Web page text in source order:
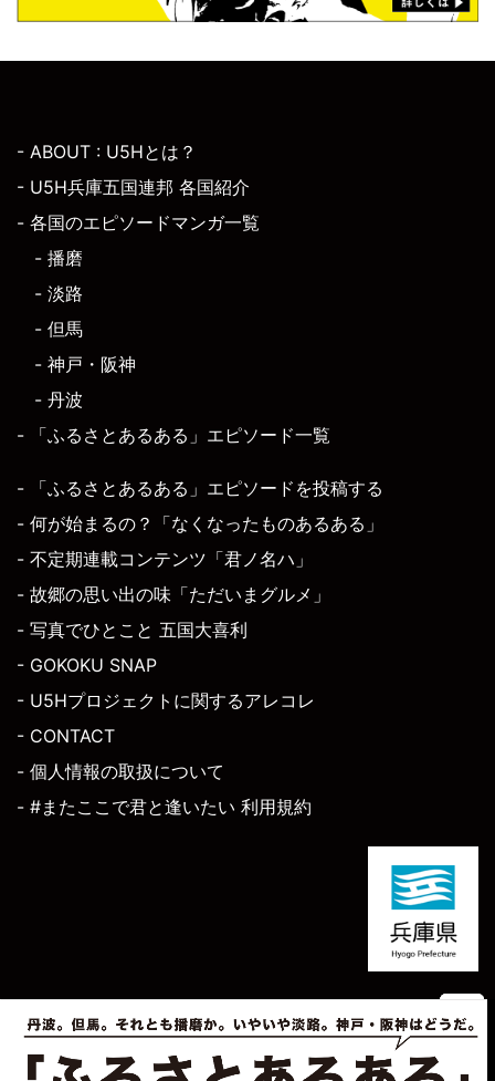
- ABOUT : U5Hとは？
- U5H兵庫五国連邦 各国紹介
- 各国のエピソードマンガ一覧
- 播磨
- 淡路
- 但馬
- 神戸・阪神
- 丹波
- 「ふるさとあるある」エピソード一覧
- 「ふるさとあるある」エピソードを投稿する
- 何が始まるの？「なくなったものあるある」
- 不定期連載コンテンツ「君ノ名ハ」
- 故郷の思い出の味「ただいまグルメ」
- 写真でひとこと 五国大喜利
- GOKOKU SNAP
- U5Hプロジェクトに関するアレコレ
- CONTACT
- 個人情報の取扱について
- #またここで君と逢いたい 利用規約